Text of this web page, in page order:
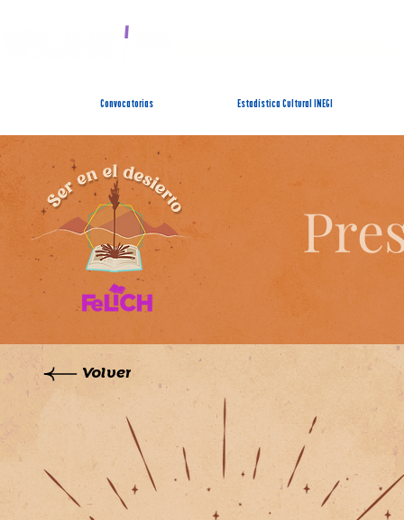
Convocatorias Estadística Cultural INEGI
Volver